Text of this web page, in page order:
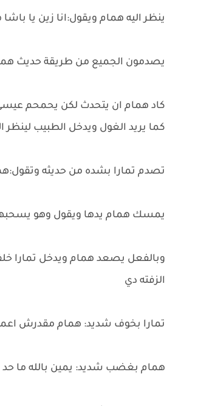
ينظر اليه همام ويقول:انا زين يا
يصدمون الجميع من طريقة حديث
كاد همام ان يتحدث لكن يحمحم عيسي
كما يريد الغول ويدخل الطبيب
تصدم تمارا بشده من حديثه
يمسك همام يدها ويقول وهو يسحبها
وبالفعل يصعد همام ويدخل تمارا
الزفته دي
تمارا بخوف شديد: همام مقدرش
همام بغضب شديد: يمين بالله ما حد